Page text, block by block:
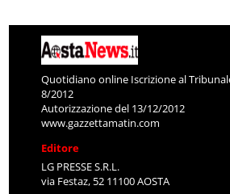
Quotidiano online Iscrizione al
8/2012
Autorizzazione del 13/12/2012
www.gazzettamatin.com
Editore
LG PRESSE S.R.L.
via Festaz, 52 11100 AOSTA